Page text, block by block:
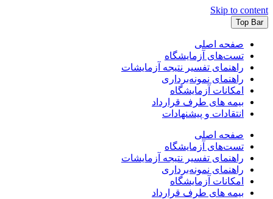
Skip to content
Top Bar
صفحه اصلی
تست‌های آزمایشگاه
راهنمای تفسیر نتیجه آزمایشات
راهنمای نمونه‌برداری
امکانات آزمایشگاه
بیمه های طرف قرارداد
انتقادات و پیشنهادات
صفحه اصلی
تست‌های آزمایشگاه
راهنمای تفسیر نتیجه آزمایشات
راهنمای نمونه‌برداری
امکانات آزمایشگاه
بیمه های طرف قرارداد